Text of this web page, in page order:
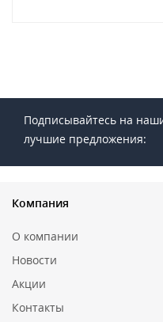
Подписывайтесь на
лучшие предложения:
Компания
О компании
Новости
Акции
Контакты